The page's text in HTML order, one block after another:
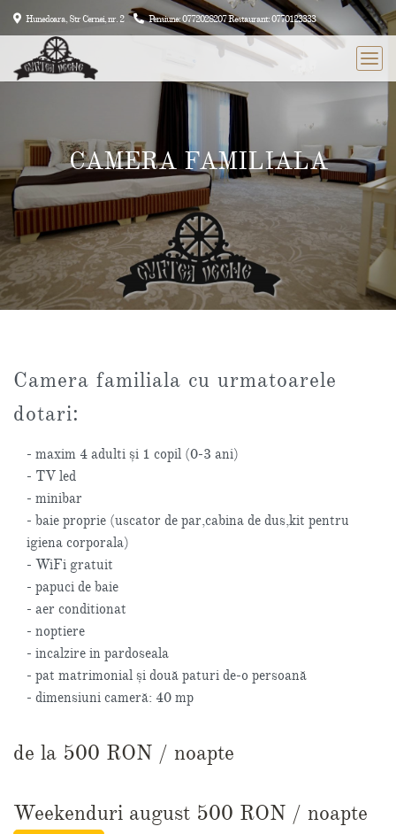
Hunedoara, Str Cernei, nr. 2 Pensiune: 0772028207 Restaurant: 0770123333
CAMERA FAMILIALA
Camera familiala cu urmatoarele
dotari:
- maxim 4 adulti și 1 copil (0-3 ani)
- TV led
- minibar
- baie proprie (uscator de par,cabina de dus,kit pentru
igiena corporala)
- WiFi gratuit
- papuci de baie
- aer conditionat
- noptiere
- incalzire in pardoseala
- pat matrimonial și două paturi de-o persoană
- dimensiuni cameră: 40 mp
de la 500 RON / noapte
Weekenduri august 500 RON / noapte